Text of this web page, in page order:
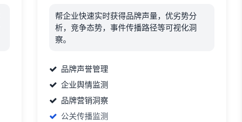
帮企业快速实时获得品牌声量，优劣势分
析，竞争态势，事件传播路径等可视化洞
察。
品牌声誉管理
企业舆情监测
品牌营销洞察
公关传播监测